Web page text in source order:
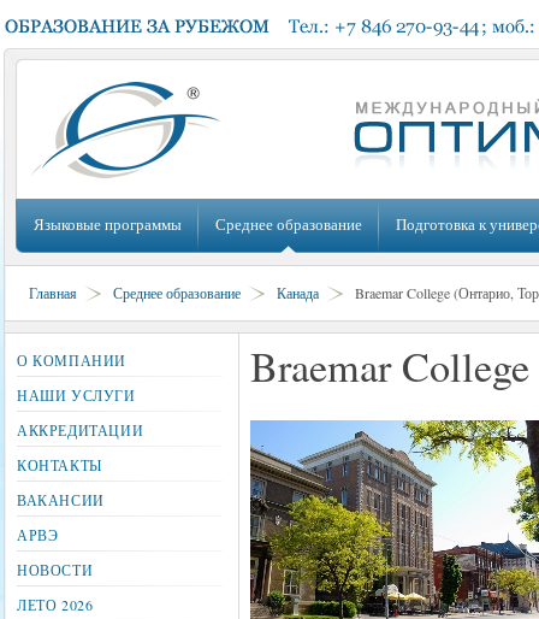
Языковые программы Среднее образование Подготовка к
Главная Среднее образование Канада Braemar College (Онтарио,
Braemar
О КОМПАНИИ
НАШИ УСЛУГИ
АККРЕДИТАЦИИ
КОНТАКТЫ
ВАКАНСИИ
АРВЭ
НОВОСТИ
ЛЕТО 2026